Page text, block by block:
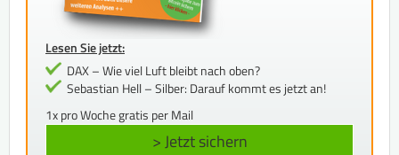
Lesen Sie jetzt:
DAX – Wie viel Luft bleibt nach oben?
Sebastian Hell – Silber: Darauf kommt es jetzt an!
1x pro Woche gratis per Mail
> Jetzt sichern